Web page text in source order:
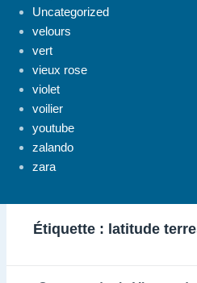
Uncategorized
velours
vert
vieux rose
violet
voilier
youtube
zalando
zara
Étiquette : latitude